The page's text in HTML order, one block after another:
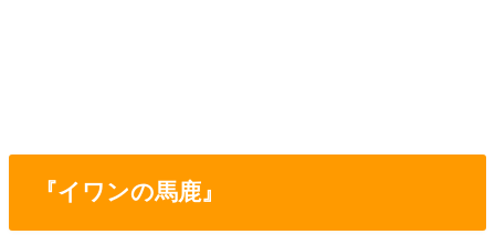
『イワンの馬鹿』